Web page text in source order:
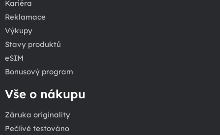
Kariéra
Reklamace
Výkupy
Stavy produktů
eSIM
Bonusový program
Vše o nákupu
Záruka originality
Pečlivě testováno